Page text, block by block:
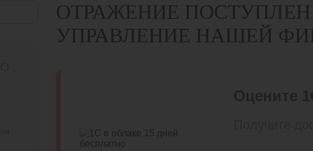
ОТРАЖЕНИЕ
УПРАВЛЕНИЕ НАШЕЙ